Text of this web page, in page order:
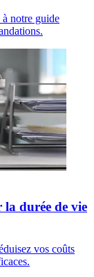
notre guide
la durée de vie
vos coûts